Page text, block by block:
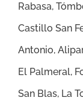
Rabasa,
Castillo San
Antonio,
El Palmeral,
San Blas, La